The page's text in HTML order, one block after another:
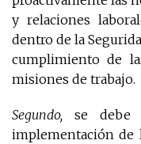
y relaciones
dentro de la
cumplimiento de
misiones de trabajo.
Segundo, se debe
implementación de